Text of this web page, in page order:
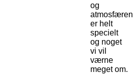
og
atmosfæren
er helt
specielt
og noget
vi vil
værne
meget om.